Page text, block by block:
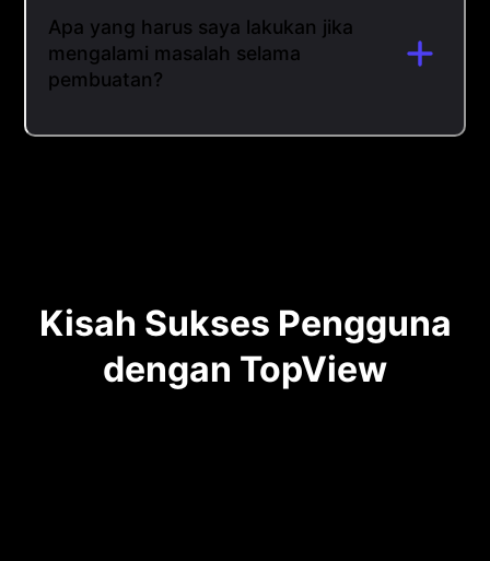
Apa yang harus saya lakukan jika
mengalami masalah selama
pembuatan?
Kisah Sukses Pengguna
dengan TopView